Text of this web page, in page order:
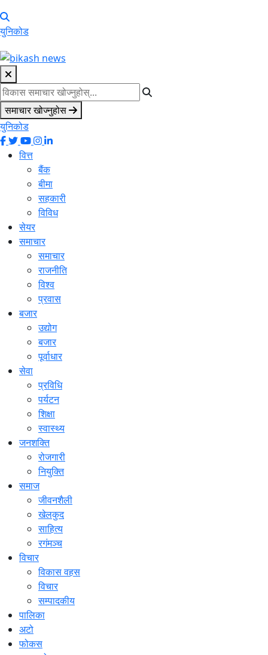
युनिकोड
समाचार खोज्नुहोस
युनिकोड
वित्त
बैंक
बीमा
सहकारी
विविध
सेयर
समाचार
समाचार
राजनीति
विश्व
प्रवास
बजार
उद्योग
बजार
पूर्वाधार
सेवा
प्रविधि
पर्यटन
शिक्षा
स्वास्थ्य
जनशक्ति
रोजगारी
नियुक्ति
समाज
जीवनशैली
खेलकुद
साहित्य
रगंमञ्च
विचार
विकास वहस
विचार
सम्पादकीय
पालिका
अटो
फोकस